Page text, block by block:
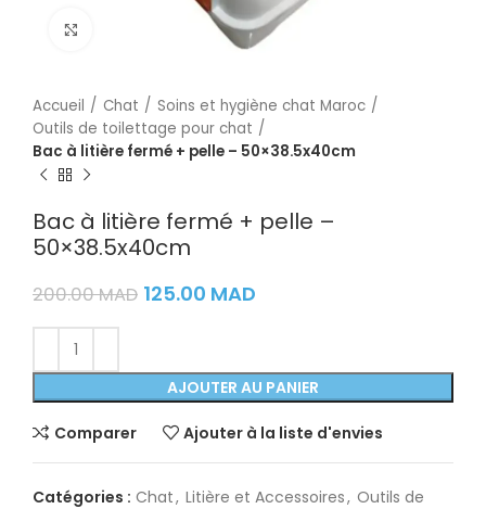
Cliquez pour agrandir
Accueil Chat
Soins et hygiène chat Maroc
Outils de toilettage pour chat
Bac à litière fermé + pelle – 50×38.5x40cm
Bac à litière fermé + pelle –
50×38.5x40cm
200.00MAD 125.00 MAD
AJOUTER AU PANIER
Comparer Ajouter à la liste d'envies
Catégories : Chat, Litière et Accessoires, Outils de